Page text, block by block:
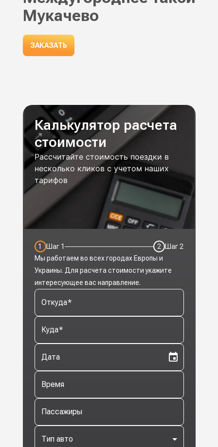
Мукачево
ЗАКАЗАТЬ
Калькулятор расчета
стоимости
Рассчитайте стоимость поездки в
несколько кликов с учетом наших
тарифов
1 Шаг1 2 Шаг 2
Мы работаем во всех городах Европы и
Украины. Для расчета стоимости укажите
интересующее вас направление.
Откуда*
Куда*
Дата
Время
Пассажиры
Тип авто